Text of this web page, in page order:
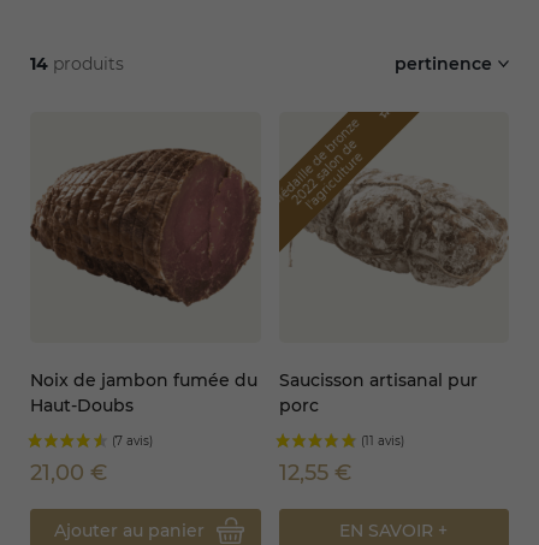
14 produits pertinence
Noix de jambon fumée du
Haut-Doubs
21,00 €
Ajouter au panier
Saucisson artisanal pur
porc
12,55 €
EN SAVOIR +
star_border
M
é
d
a
i
l
l
e
d
e
b
r
o
n
z
e
2
0
2
2
s
a
l
o
n
d
e
l'
a
g
r
i
c
u
l
t
u
r
e
star_border